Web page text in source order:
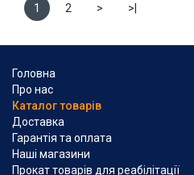
1 2 > >|
Головна
Про нас
Каталог товарів
Доставка
Гарантія та оплата
Наші магазини
Прокат товарів для реабілітації